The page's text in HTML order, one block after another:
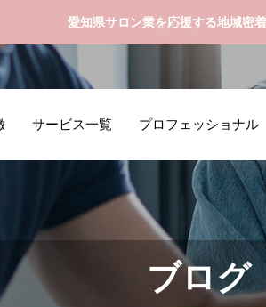
愛知県サロン業を応援する地域密
サービス一覧 プロフェッショナル
ブログ